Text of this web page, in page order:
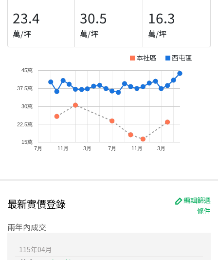
23.4
萬/坪
30.5
萬/坪
16.3
萬/坪
本社區 西屯區
7月 11月 3月 7月 11月 3月
15萬
22.5萬
30萬
37.5萬
45萬
最新實價登錄
編輯篩選
條件
兩年內成交
115年04月